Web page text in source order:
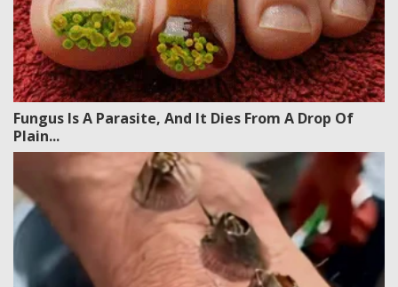
Fungus Is A Parasite, And It Dies From A Drop Of
Plain...